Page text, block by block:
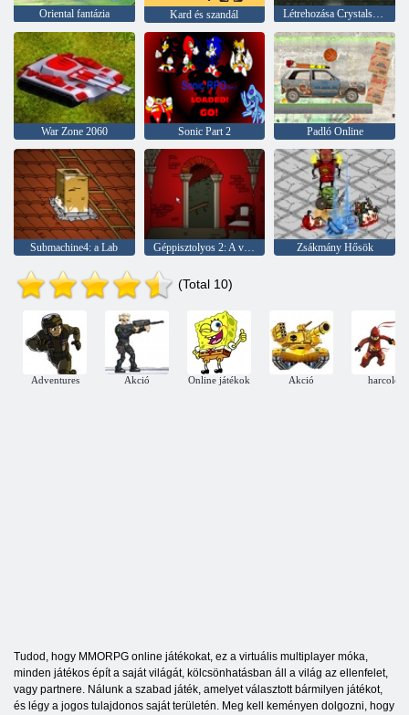
Oriental fantázia Kard és szandál Létrehozása Crystals Labyrinth
War Zone 2060 Sonic Part 2 Padló Online
Submachine4: a Lab Géppisztolyos 2: A világítótorony Zsákmány Hősök
(Total 10)
Adventures Akció Online játékok Akció harcoló
Tudod, hogy MMORPG online játékokat, ez a virtuális multiplayer móka,
minden játékos épít a saját világát, kölcsönhatásban áll a világ az ellenfelet,
vagy partnere. Nálunk a szabad játék, amelyet választott bármilyen játékot,
és légy a jogos tulajdonos saját területén. Meg kell keményen dolgozni, hogy